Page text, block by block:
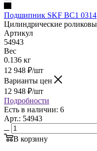
Подшипник SKF BC1 0314
Цилиндрические
Артикул
54943
Вес
0.136 кг
12 948 ₽/шт
Варианты цен
12 948 ₽/шт
Подробности
Есть в наличии: 6
Арт.: 54943
В корзину